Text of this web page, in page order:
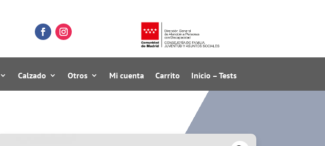
Calzado Otros Mi cuenta Carrito Inicio – Tests